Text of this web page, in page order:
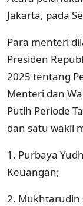
Jakarta, pada
Para menteri
Presiden
2025 tentang
Menteri dan
Putih Periode
dan satu wakil
1.⁠ ⁠Purbaya
Keuangan;
2.⁠ ⁠Mukhtarudin